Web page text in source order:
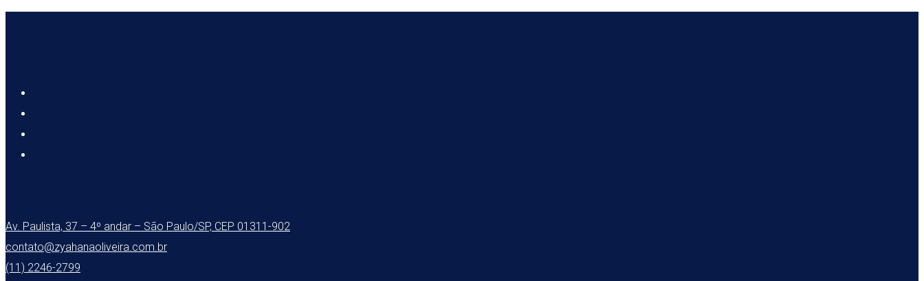
Av. Paulista, 37 – 4º andar – São Paulo/SP, CEP 01311-902
contato@zyahanaoliveira.com.br
(11) 2246-2799